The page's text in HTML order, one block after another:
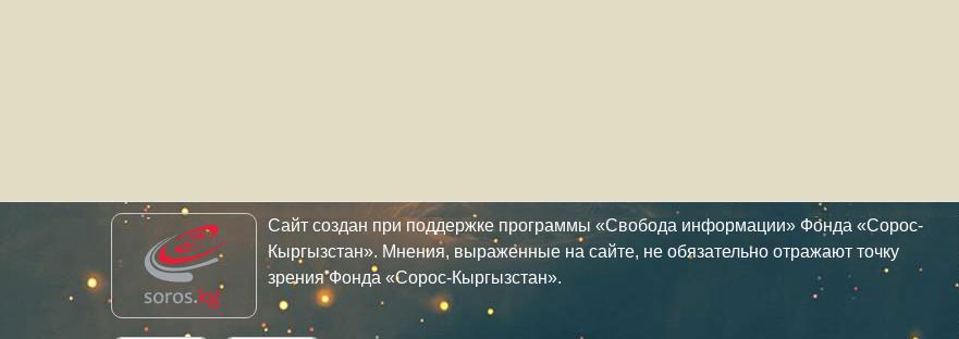
Сайт создан при поддержке программы «Свобода информации» Фонда «Сорос-
Кыргызстан». Мнения, выраженные на сайте, не обязательно отражают точку
зрения Фонда «Сорос-Кыргызстан».